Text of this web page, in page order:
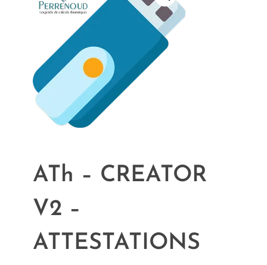
ATh – CREATOR
V2 –
ATTESTATIONS